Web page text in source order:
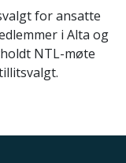
for ansatte
i Alta og
NTL-møte